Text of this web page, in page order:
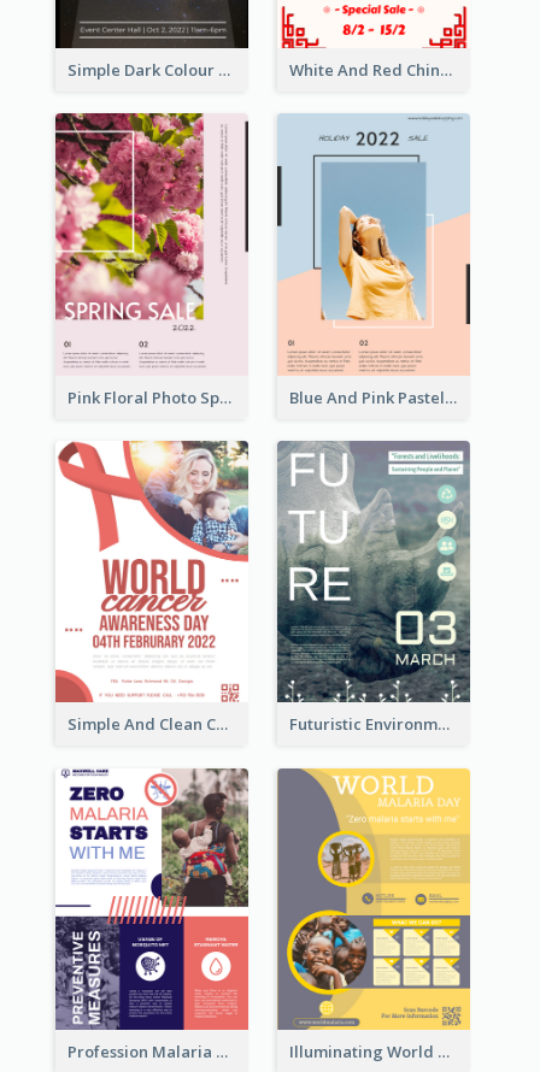
Simple Dark Colour Tone Poster About Space White And Red Chinese New Year Sale Poster
Pink Floral Photo Spring Sale Poster Blue And Pink Pastel Minimal Sale Poster
Simple And Clean Coral Ribbon Poster Design Idea Futuristic Environmentally Friendly Messages Poster Design
Profession Malaria Prevention Poster Design Illuminating World Malaria Day Promotion Poster Design